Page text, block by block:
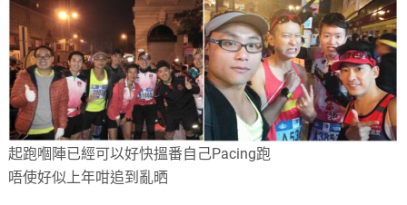
起跑嗰陣已經可以好快搵番自己Pacing跑
唔使好似上年咁追到亂晒